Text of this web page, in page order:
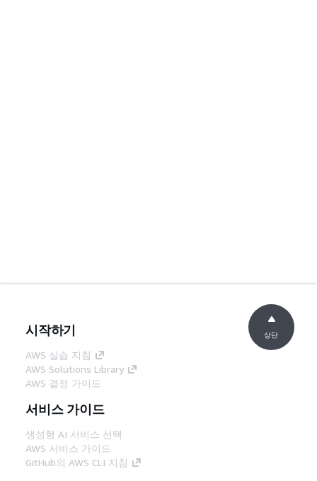
시작하기
AWS 실습 지침
AWS Solutions Library
AWS 결정 가이드
서비스 가이드
생성형 AI 서비스 선택
AWS 서비스 가이드
GitHub의 AWS CLI 지침
상단